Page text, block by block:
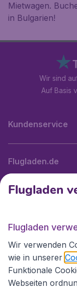
Mietwagen.
in Bulgarien!
Wir sind
Auf Basis
Kundenservice
Flugladen.de
Internationale
Folgen Sie uns:
Flugladen
Flugladen
Wir verwenden
wie in unserer
Funktionale
Webseiten